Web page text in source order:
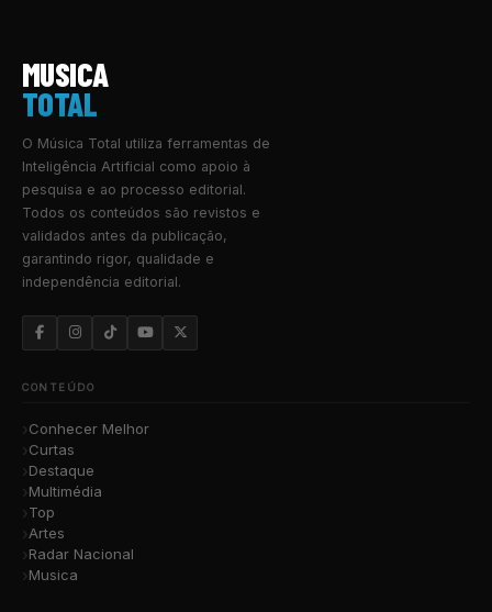
MUSICA
TOTAL
O Música Total utiliza ferramentas de
Inteligência Artificial como apoio à
pesquisa e ao processo editorial.
Todos os conteúdos são revistos e
validados antes da publicação,
garantindo rigor, qualidade e
independência editorial.
CONTEÚDO
Conhecer Melhor
Curtas
Destaque
Multimédia
Top
Artes
Radar Nacional
Musica